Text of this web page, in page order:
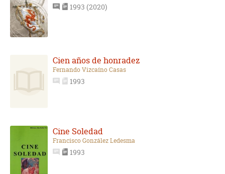
1993 (2020)
Cien años de honradez
Fernando Vizcaíno Casas
1993
Cine Soledad
Francisco González Ledesma
1993